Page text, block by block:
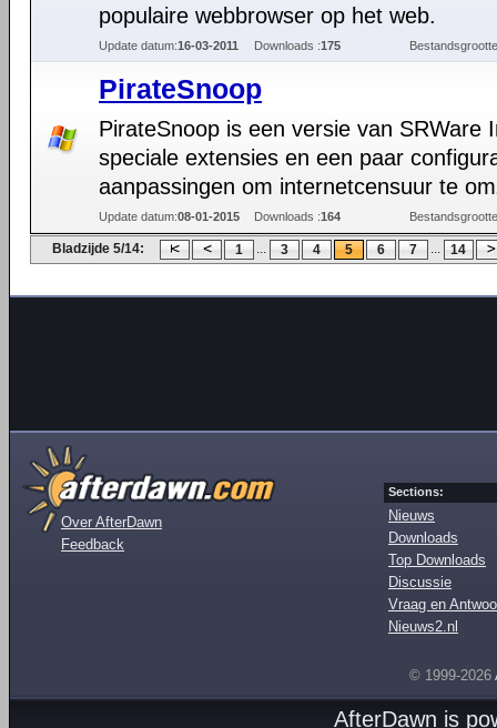
populaire webbrowser op het web.
Update datum:16-03-2011 Downloads :175
PirateSnoop
PirateSnoop is een versie van SRWare
speciale extensies en een paar
aanpassingen om internetcensuur te
Update datum:08-01-2015 Downloads :164
Bladzijde 5/14: 1 ... 3 4 5 6 7 ... 14
Over AfterDawn
Feedback
Sections:
Nieuws
Downloads
Top Downloads
Discussie
Vraag en
Nieuws2.nl
© 1999-2026
AfterDawn is